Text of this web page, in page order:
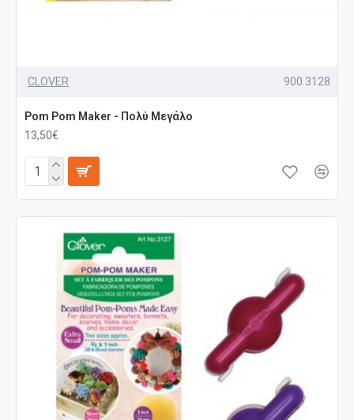
CLOVER 900.3128
Pom Pom Maker - Πολύ Μεγάλο
13,50€